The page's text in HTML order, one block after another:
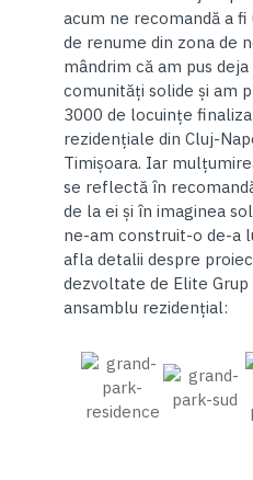
acum ne recomandă a
de renume din zona de
mândrim că am pus
comunități solide și am
3000 de locuințe
rezidențiale din Cluj-
Timișoara. Iar
se reflectă în
de la ei și în imaginea
ne-am construit-o de-a
afla detalii despre
dezvoltate de Elite
ansamblu rezidențial: